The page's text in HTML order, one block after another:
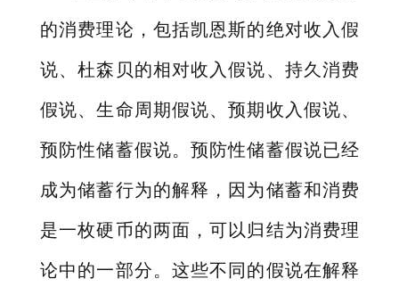
的消费理论，包括凯恩斯的绝对收入假
说、杜森贝的相对收入假说、持久消费
假说、生命周期假说、预期收入假说、
预防性储蓄假说。预防性储蓄假说已经
成为储蓄行为的解释，因为储蓄和消费
是一枚硬币的两面，可以归结为消费理
论中的一部分。这些不同的假说在解释